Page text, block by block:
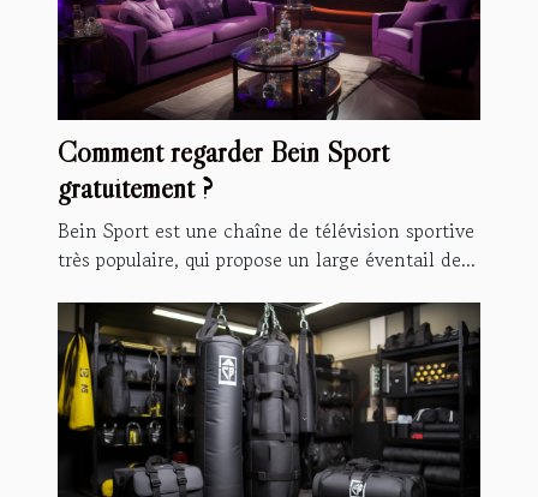
Comment regarder Bein Sport
gratuitement ?
Bein Sport est une chaîne de télévision sportive
très populaire, qui propose un large éventail de...